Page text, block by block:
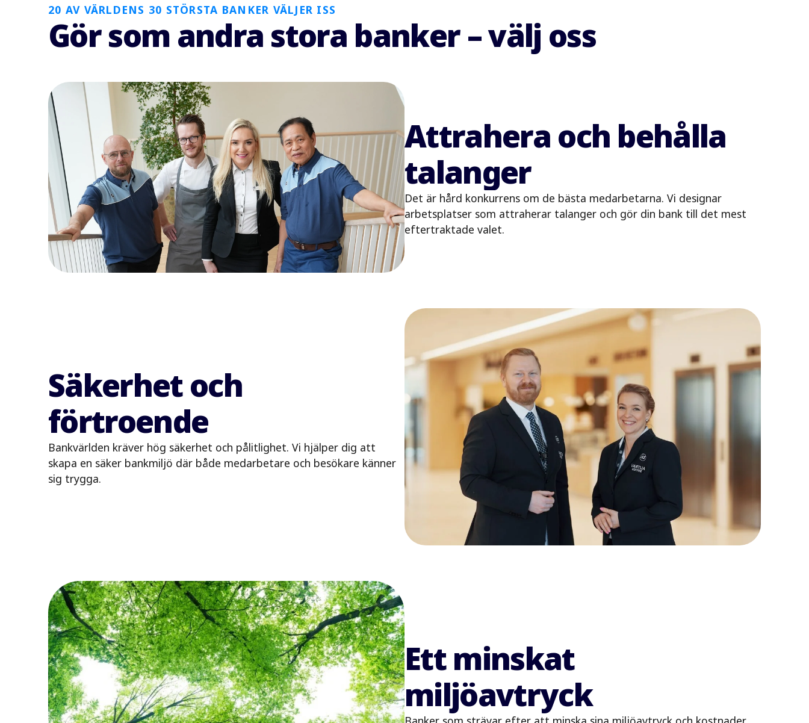
20 AV VÄRLDENS 30 STÖRSTA BANKER VÄLJER ISS
Gör som andra stora banker – välj oss
Attrahera och behålla
talanger
Det är hård konkurrens om de bästa medarbetarna. Vi designar
arbetsplatser som attraherar talanger och gör din bank till det mest
eftertraktade valet.
Säkerhet och
förtroende
Bankvärlden kräver hög säkerhet och pålitlighet. Vi hjälper dig att
skapa en säker bankmiljö där både medarbetare och besökare känner
sig trygga.
Ett minskat
miljöavtryck